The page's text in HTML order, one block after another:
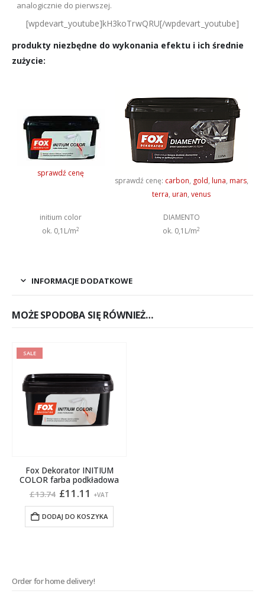
analogicznie do pierwszej.
[wpdevart_youtube]kH3koTrwQRU[/wpdevart_youtube]
produkty niezbędne do wykonania efektu i ich średnie
zużycie:
sprawdź cenę
sprawdź cenę: carbon, gold, luna, mars,
terra, uran, venus
initium color
ok. 0,1L/m2
DIAMENTO
ok. 0,1L/m2
INFORMACJE DODATKOWE
MOŻE SPODOBA SIĘ RÓWNIEŻ…
SALE
Fox Dekorator INITIUM
COLOR farba podkładowa
£13.74 Pierwotna
wynosiła:
£13.74.
£11.11 Aktualna
wynosi:
£11.11.
+VAT
DODAJ DO KOSZYKA
Order for home delivery!